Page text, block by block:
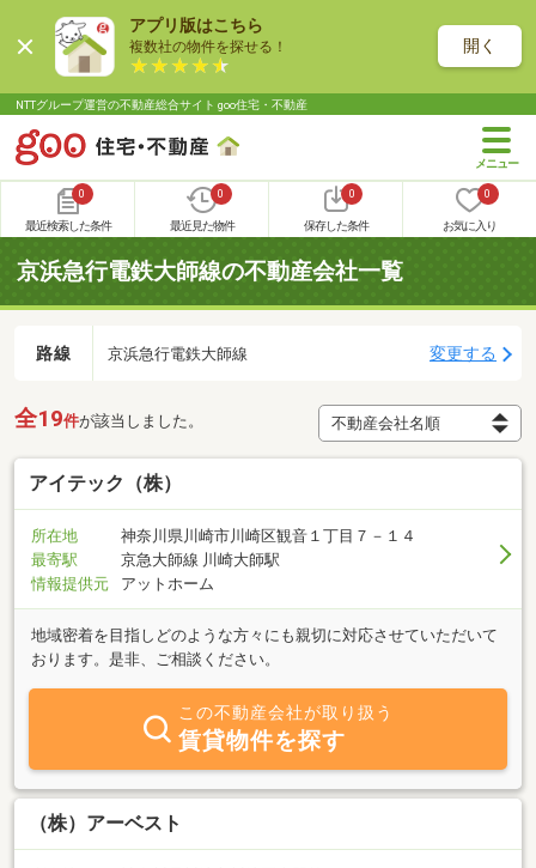
アプリ版はこちら
複数社の物件を探せる！ 開く
NTTグループ運営の不動産総合サイト goo住宅・不動産
0
最近検索した条件
0
最近見た物件
0
保存した条件
0
お気に入り
京浜急行電鉄大師線の不動産会社一覧
路線 京浜急行電鉄大師線 変更する
全19件が該当しました。
アイテック（株）
所在地
神奈川県川崎市川崎区観音１丁目７－１４
最寄駅
京急大師線 川崎大師駅
情報提供元
アットホーム
地域密着を目指しどのような方々にも親切に対応させていただいて
おります。是非、ご相談ください。
この不動産会社が取り扱う
賃貸物件を探す
（株）アーベスト